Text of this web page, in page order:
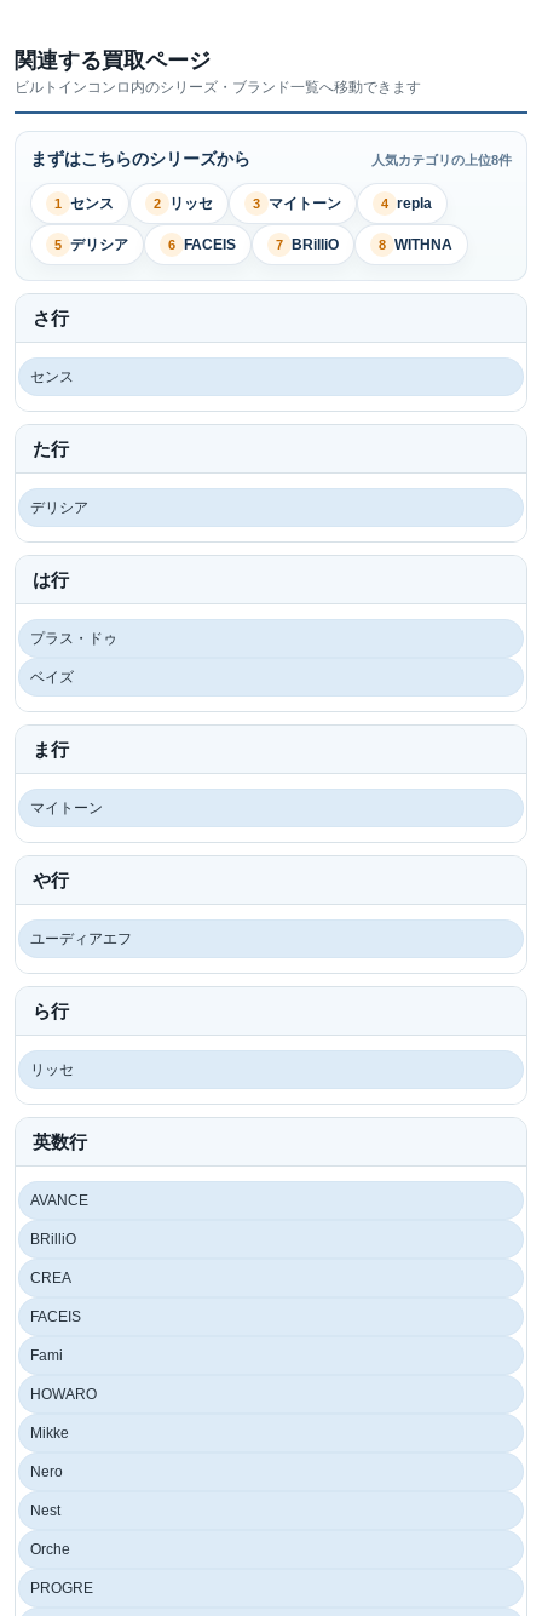
関連する買取ページ
ビルトインコンロ内のシリーズ・ブランド一覧へ移動できます
まずはこちらのシリーズから 人気カテゴリの上位8件
1 センス 2 リッセ 3 マイトーン 4 repla
5 デリシア 6 FACEIS 7 BRilliO 8 WITHNA
さ行
センス
た行
デリシア
は行
プラス・ドゥ
ベイズ
ま行
マイトーン
や行
ユーディアエフ
ら行
リッセ
英数行
AVANCE
BRilliO
CREA
FACEIS
Fami
HOWARO
Mikke
Nero
Nest
Orche
PROGRE